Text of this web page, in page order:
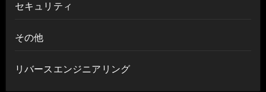
セキュリティ
その他
リバースエンジニアリング